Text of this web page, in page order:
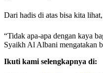
“Tidak apa-apa dengan kaya
Syaikh Al Albani mengatakan
Ikuti kami selengkapnya di: